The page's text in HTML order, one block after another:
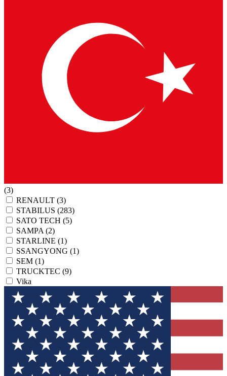
(3)
RENAULT (3)
STABILUS (283)
SATO TECH (5)
SAMPA (2)
STARLINE (1)
SSANGYONG (1)
SEM (1)
TRUCKTEC (9)
Vika